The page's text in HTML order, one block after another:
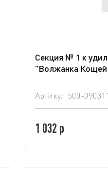
Секция № 1 к
"Волжанка Кощей
Артикул 500-090311
1 032 р